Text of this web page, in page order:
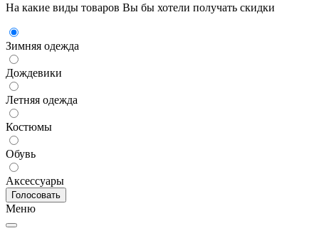
На какие виды товаров Вы бы хотели получать скидки
Зимняя одежда
Дождевики
Летняя одежда
Костюмы
Обувь
Аксессуары
Меню